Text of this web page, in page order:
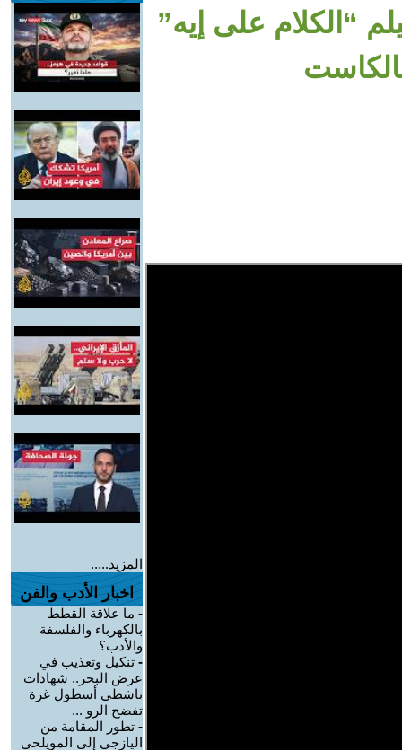
“الكلام على إيه”
المزيد.....
اخبار الأدب والفن
- ما علاقة القطط
بالكهرباء والفلسفة
والأدب؟
- تنكيل وتعذيب في
عرض البحر.. شهادات
ناشطي أسطول غزة
تفضح الرو ...
- تطور المقامة من
اليازجي إلى المويلحي